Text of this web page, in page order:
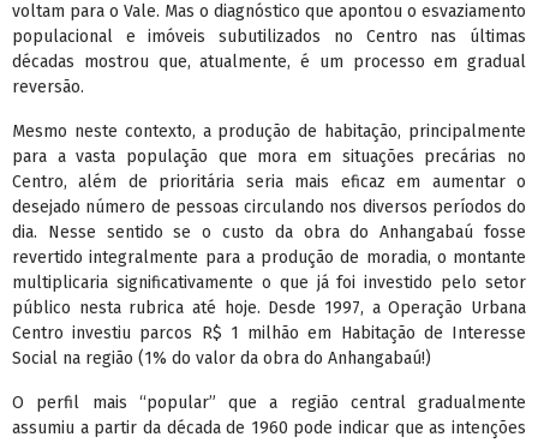
voltam para o Vale. Mas o diagnóstico que apontou o esvaziamento
populacional e imóveis subutilizados no Centro nas últimas
décadas mostrou que, atualmente, é um processo em gradual
reversão.
Mesmo neste contexto, a produção de habitação, principalmente
para a vasta população que mora em situações precárias no
Centro, além de prioritária seria mais eficaz em aumentar o
desejado número de pessoas circulando nos diversos períodos do
dia. Nesse sentido se o custo da obra do Anhangabaú fosse
revertido integralmente para a produção de moradia, o montante
multiplicaria significativamente o que já foi investido pelo setor
público nesta rubrica até hoje. Desde 1997, a Operação Urbana
Centro investiu parcos R$ 1 milhão em Habitação de Interesse
Social na região (1% do valor da obra do Anhangabaú!)
O perfil mais “popular” que a região central gradualmente
assumiu a partir da década de 1960 pode indicar que as intenções